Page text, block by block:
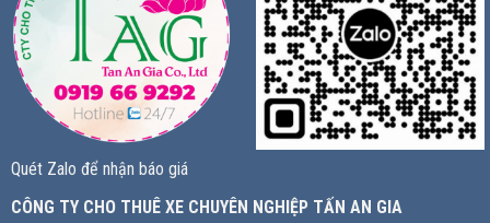
Quét Zalo để nhận báo giá
CÔNG TY CHO THUÊ XE CHUYÊN NGHIỆP TẤN AN GIA